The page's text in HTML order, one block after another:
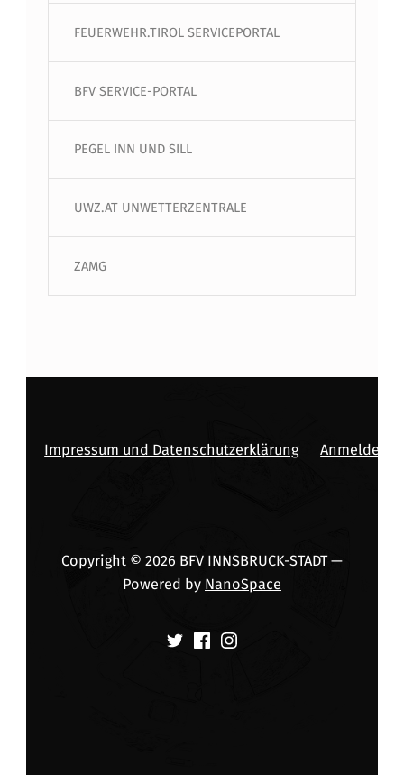
FEUERWEHR.TIROL SERVICEPORTAL
BFV SERVICE-PORTAL
PEGEL INN UND SILL
UWZ.AT UNWETTERZENTRALE
ZAMG
Impressum und Datenschutzerklärung Anmelden
Copyright © 2026 BFV INNSBRUCK-STADT—
Powered by NanoSpace